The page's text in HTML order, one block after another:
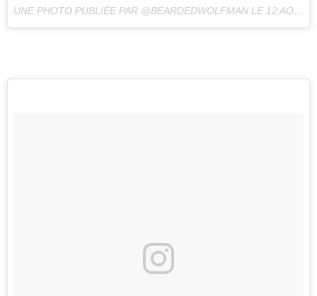
UNE PHOTO PUBLIÉE PAR @BEARDEDWOLFMAN LE 12 AOÛT 2016 À 9H17 PDT